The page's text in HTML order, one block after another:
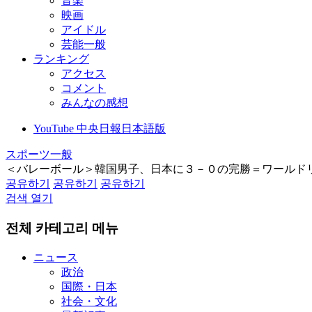
映画
アイドル
芸能一般
ランキング
アクセス
コメント
みんなの感想
YouTube 中央日報日本語版
スポーツ一般
＜バレーボール＞韓国男子、日本に３－０の完勝＝ワールド
공유하기
공유하기
공유하기
검색 열기
전체 카테고리 메뉴
ニュース
政治
国際・日本
社会・文化